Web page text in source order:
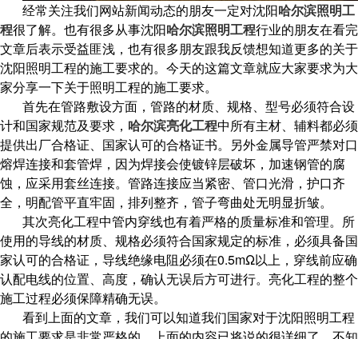
经常关注我们网站新闻动态的朋友一定对沈阳哈尔滨照明工
程很了解。也有很多从事沈阳哈尔滨照明工程行业的朋友在看完
文章后表示受益匪浅，也有很多朋友跟我反馈想知道更多的关于
沈阳照明工程的施工要求的。今天的这篇文章就应大家要求为大
家分享一下关于照明工程的施工要求。
首先在管路敷设方面，管路的材质、规格、型号必须符合设
计和国家规范及要求， 哈尔滨亮化工程中所有主材、辅料都必须
提供出厂合格证、国家认可的合格证书。另外金属导管严禁对口
熔焊连接和套管焊，因为焊接会使镀锌层破坏，加速钢管的腐
蚀，应采用套丝连接。管路连接应当紧密、管口光滑，护口齐
全，明配管平直牢固，排列整齐，管子弯曲处无明显折皱。
其次亮化工程中管内穿线也有着严格的质量标准和管理。所
使用的导线的材质、规格必须符合国家规定的标准，必须具备国
家认可的合格证，导线绝缘电阻必须在0.5mΩ以上，穿线前应确
认配电线的位置、高度，确认无误后方可进行。亮化工程的整个
施工过程必须保障精确无误。
看到上面的文章，我们可以知道我们国家对于沈阳照明工程